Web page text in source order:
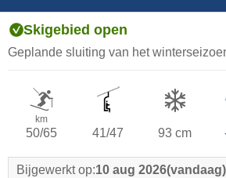
Skigebied open
Geplande sluiting van het
km
50/65 41/47 93 cm
Bijgewerkt op:10 aug 2026(vandaag)